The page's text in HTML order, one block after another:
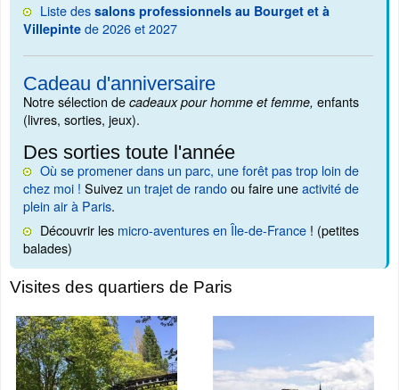
Liste des salons professionnels au Bourget et à
Villepinte de 2026 et 2027
Cadeau d'anniversaire
Notre sélection de cadeaux pour homme et femme, enfants
(livres, sorties, jeux).
Des sorties toute l'année
Où se promener dans un parc, une forêt pas trop loin de
chez moi ! Suivez un trajet de randoou faire uneactivité de
plein air à Paris.
Découvrir les micro-aventures en Île-de-France ! (petites
balades)
Visites des quartiers de Paris